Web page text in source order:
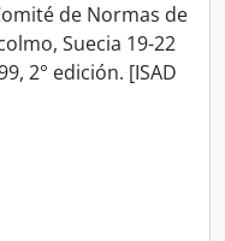
de Normas de
Suecia 19-22
2° edición. [ISAD